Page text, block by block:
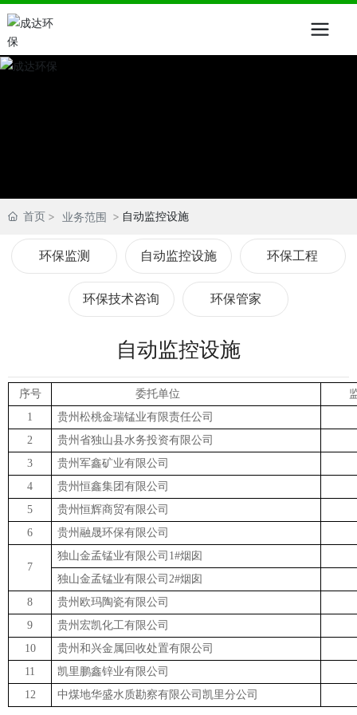
首页 业务范围 自动监控设施
环保监测 自动监控设施 环保工程
环保技术咨询 环保管家
自动监控设施
序号 委托单位
1
贵州松桃金瑞锰业有限责任公司
2
贵州省独山县水务投资有限公司
3
贵州军鑫矿业有限公司
4
贵州恒鑫集团有限公司
5
贵州恒辉商贸有限公司
6
贵州融晟环保有限公司
7
独山金孟锰业有限公司 1#烟囱
独山金孟锰业有限公司 2#烟囱
8
贵州欧玛陶瓷有限公司
9
贵州宏凯化工有限公司
10
贵州和兴金属回收处置有限公司
11
凯里鹏鑫锌业有限公司
12
中煤地华盛水质勘察有限公司凯里分公司